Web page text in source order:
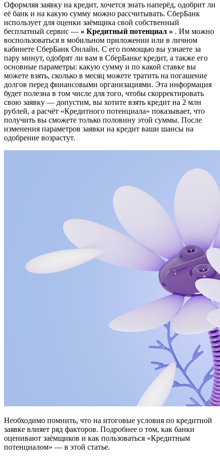
Оформляя заявку на кредит, хочется знать наперёд, одобрит ли
её банк и на какую сумму можно рассчитывать. СберБанк
использует для оценки заёмщика свой собственный
бесплатный сервис — « Кредитный потенциал » . Им можно
воспользоваться в мобильном приложении или в личном
кабинете СберБанк Онлайн. С его помощью вы узнаете за
пару минут, одобрят ли вам в СберБанке кредит, а также его
основные параметры: какую сумму и по какой ставке вы
можете взять, сколько в месяц можете тратить на погашение
долгов перед финансовыми организациями. Эта информация
будет полезна в том числе для того, чтобы скорректировать
свою заявку — допустим, вы хотите взять кредит на 2 млн
рублей, а расчёт «Кредитного потенциала» показывает, что
получить вы сможете только половину этой суммы. После
изменения параметров заявки на кредит ваши шансы на
одобрение возрастут.
Необходимо помнить, что на итоговые условия по кредитной
заявке влияет ряд факторов. Подробнее о том, как банки
оценивают заёмщиков и как пользоваться «Кредитным
потенциалом» — в этой статье.